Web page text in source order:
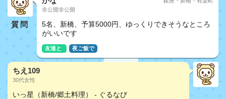
質問
非公開非公開
5名、新橋、予算5000円、ゆっくりできそうなところ
がいいです
友達と 夜ご飯で
ちえ109
30代女性
いっ星（新橋/郷土料理） - ぐるなび